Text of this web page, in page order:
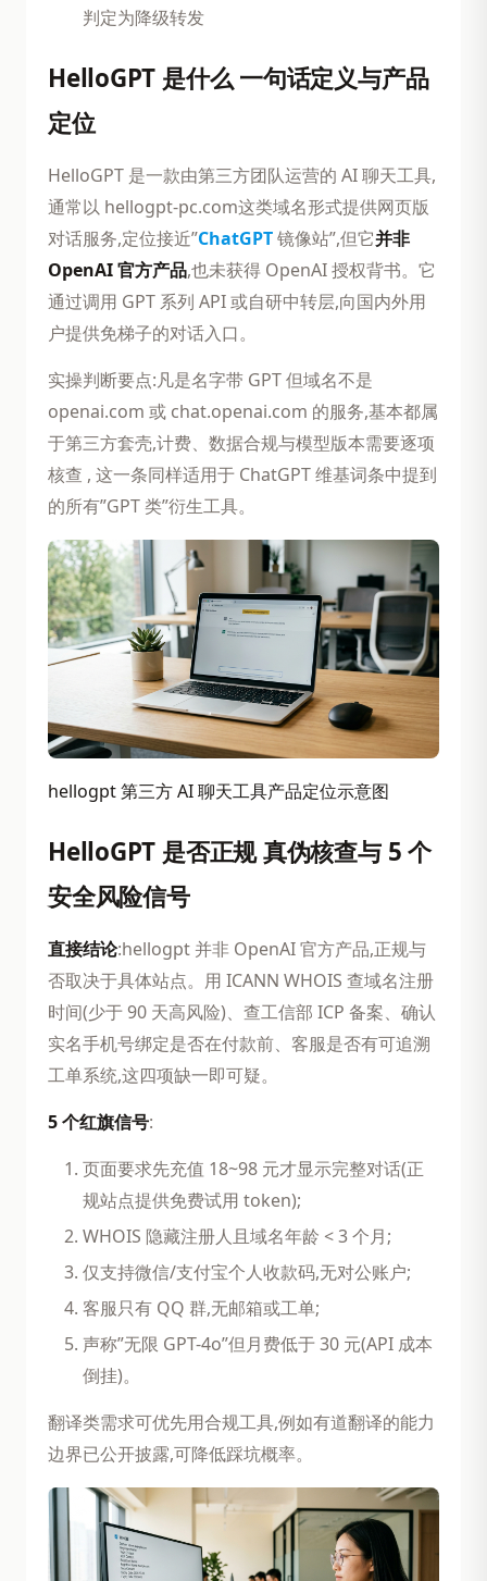
判定为降级转发
HelloGPT 是什么 一句话定义与产品
定位
HelloGPT 是一款由第三方团队运营的 AI 聊天工具,
通常以 hellogpt-pc.com这类域名形式提供网页版
对话服务,定位接近”ChatGPT镜像站”,但它并非
OpenAI 官方产品,也未获得 OpenAI 授权背书。它
通过调用 GPT 系列 API 或自研中转层,向国内外用
户提供免梯子的对话入口。
实操判断要点:凡是名字带 GPT 但域名不是
openai.com 或 chat.openai.com 的服务,基本都属
于第三方套壳,计费、数据合规与模型版本需要逐项
核查 , 这一条同样适用于 ChatGPT 维基词条中提到
的所有”GPT 类”衍生工具。
hellogpt 第三方 AI 聊天工具产品定位示意图
HelloGPT 是否正规 真伪核查与 5 个
安全风险信号
直接结论:hellogpt 并非 OpenAI 官方产品,正规与
否取决于具体站点。用 ICANN WHOIS 查域名注册
时间(少于 90 天高风险)、查工信部 ICP 备案、确认
实名手机号绑定是否在付款前、客服是否有可追溯
工单系统,这四项缺一即可疑。
5 个红旗信号:
页面要求先充值 18~98 元才显示完整对话(正
规站点提供免费试用 token);
WHOIS 隐藏注册人且域名年龄 < 3 个月;
仅支持微信/支付宝个人收款码,无对公账户;
客服只有 QQ 群,无邮箱或工单;
声称”无限 GPT-4o”但月费低于 30 元(API 成本
倒挂)。
翻译类需求可优先用合规工具,例如有道翻译的能力
边界已公开披露,可降低踩坑概率。